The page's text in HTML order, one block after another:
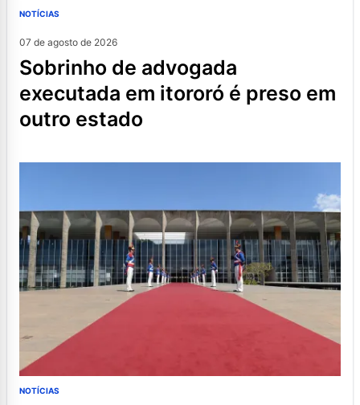
NOTÍCIAS
07 de agosto de 2026
sobrinho de advogada
executada em itororó é preso em
outro estado
NOTÍCIAS